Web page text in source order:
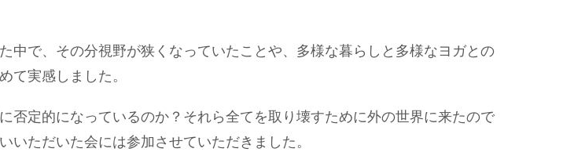
中で、その分視野が狭くなっていたことや、多様な暮らしと多様なヨガとの
て実感しました。
定的になっているのか？それら全てを取り壊すために外の世界に来たので
ただいた会には参加させていただきました。